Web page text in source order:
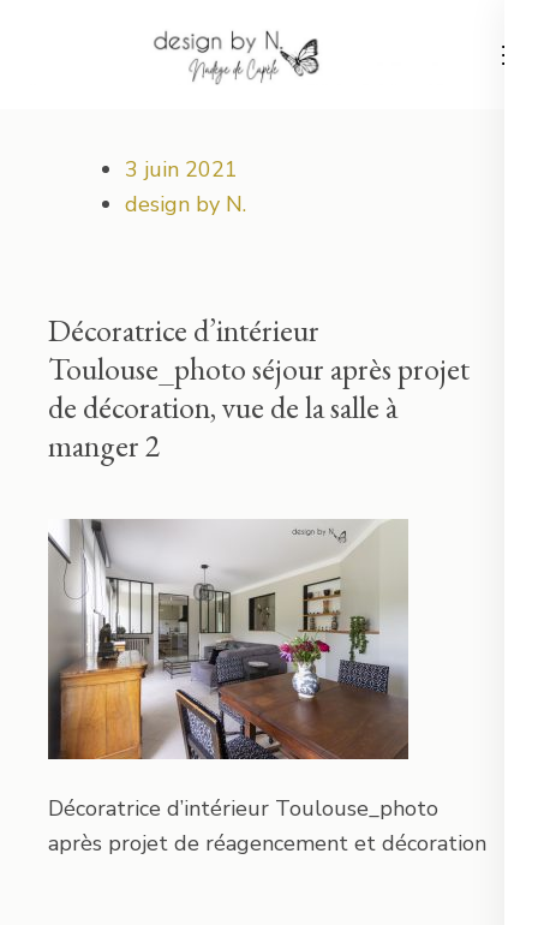
3 juin 2021
design by N.
Décoratrice d’intérieur
Toulouse_photo séjour après projet
de décoration, vue de la salle à
manger 2
Décoratrice d’intérieur Toulouse_photo
après projet de réagencement et décoration